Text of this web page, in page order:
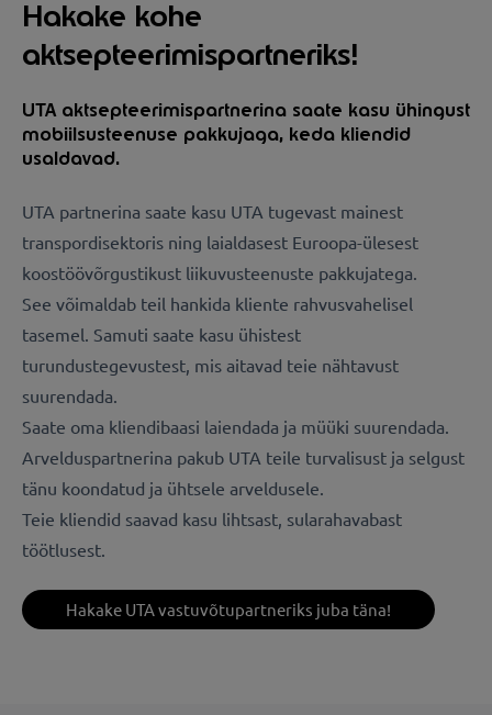
Hakake kohe
aktsepteerimispartneriks!
UTA aktsepteerimispartnerina saate kasu ühingust
mobiilsusteenuse pakkujaga, keda kliendid
usaldavad.
UTA partnerina saate kasu UTA tugevast mainest
transpordisektoris ning laialdasest Euroopa-ülesest
koostöövõrgustikust liikuvusteenuste pakkujatega.
See võimaldab teil hankida kliente rahvusvahelisel
tasemel. Samuti saate kasu ühistest
turundustegevustest, mis aitavad teie nähtavust
suurendada.
Saate oma kliendibaasi laiendada ja müüki suurendada.
Arvelduspartnerina pakub UTA teile turvalisust ja selgust
tänu koondatud ja ühtsele arveldusele.
Teie kliendid saavad kasu lihtsast, sularahavabast
töötlusest.
Hakake UTA vastuvõtupartneriks juba täna!